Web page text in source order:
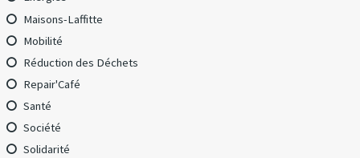
Maisons-Laffitte
Mobilité
Réduction des Déchets
Repair'Café
Santé
Société
Solidarité